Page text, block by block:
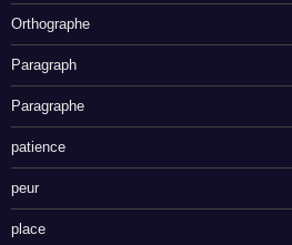
Orthographe
Paragraph
Paragraphe
patience
peur
place